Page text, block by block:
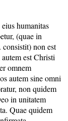
humanitas
(quae in
non est
est Christi
omnem
autem sine omni
non quidem
in unitatem
Quae quidem